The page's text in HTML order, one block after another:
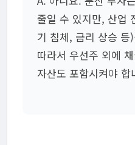
줄일 수 있지만, 산업
기 침체, 금리 상승 등
따라서 우선주 외에
자산도 포함시켜야 합